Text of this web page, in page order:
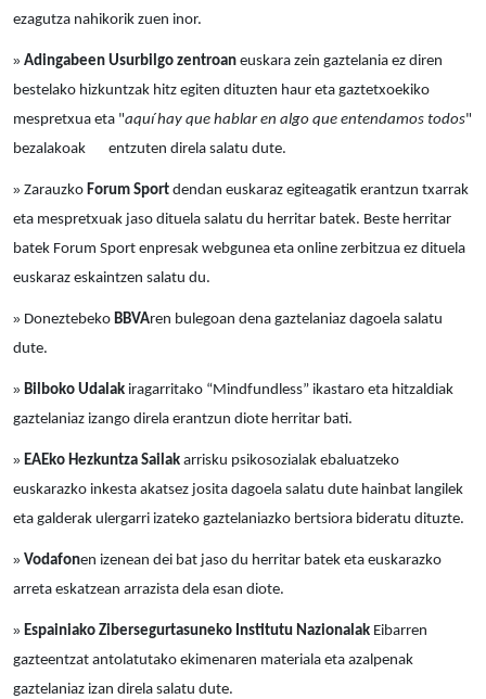
ezagutza nahikorik zuen inor.
» Adingabeen Usurbilgo zentroan euskara zein gaztelania ez diren
bestelako hizkuntzak hitz egiten dituzten haur eta gaztetxoekiko
mespretxua eta "aquí hay que hablar en algo que entendamos todos"
bezalakoak entzuten direla salatu dute.
» Zarauzko Forum Sport dendan euskaraz egiteagatik erantzun txarrak
eta mespretxuak jaso dituela salatu du herritar batek. Beste herritar
batek Forum Sport enpresak webgunea eta online zerbitzua ez dituela
euskaraz eskaintzen salatu du.
» Doneztebeko BBVAren bulegoan dena gaztelaniaz dagoela salatu
dute.
» Bilboko Udalak iragarritako “Mindfundless” ikastaro eta hitzaldiak
gaztelaniaz izango direla erantzun diote herritar bati.
» EAEko Hezkuntza Sailak arrisku psikosozialak ebaluatzeko
euskarazko inkesta akatsez josita dagoela salatu dute hainbat langilek
eta galderak ulergarri izateko gaztelaniazko bertsiora bideratu dituzte.
» Vodafonen izenean dei bat jaso du herritar batek eta euskarazko
arreta eskatzean arrazista dela esan diote.
» Espainiako Zibersegurtasuneko Institutu Nazionalak Eibarren
gazteentzat antolatutako ekimenaren materiala eta azalpenak
gaztelaniaz izan direla salatu dute.